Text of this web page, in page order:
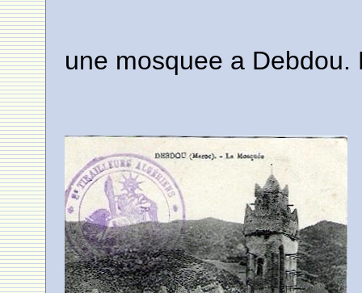
une mosquee a